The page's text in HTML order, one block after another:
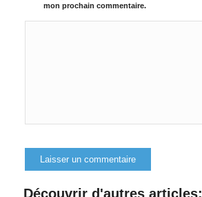
mon prochain commentaire.
Alternative:
Découvrir d'autres articles: